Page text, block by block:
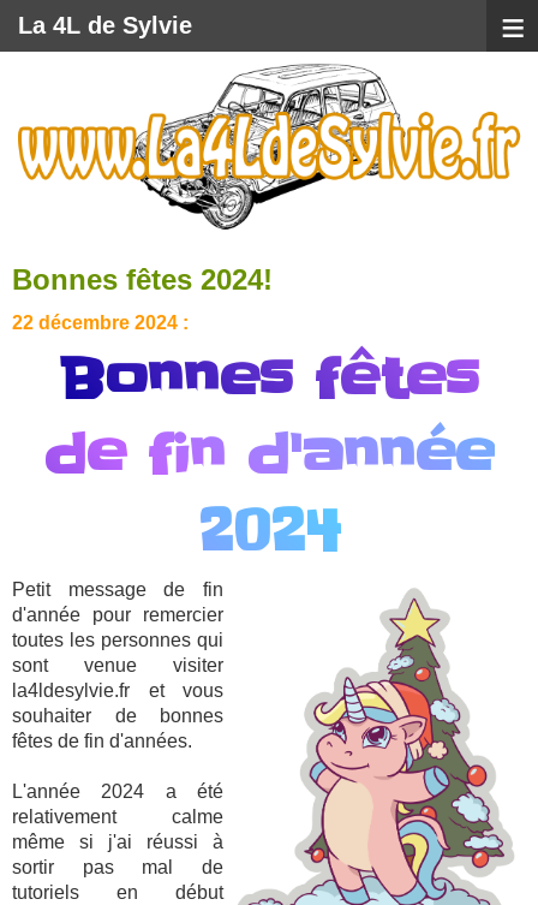
Bonnes fêtes 2024!
22 décembre 2024 :
Bonnes fêtes
de fin d'année
2024
Petit message de fin
d'année pour remercier
toutes les personnes qui
sont venue visiter
la4ldesylvie.fr et vous
souhaiter de bonnes
fêtes de fin d'années.
L'année 2024 a été
relativement calme
même si j'ai réussi à
sortir pas mal de
tutoriels en début
La 4L de Sylvie ≡